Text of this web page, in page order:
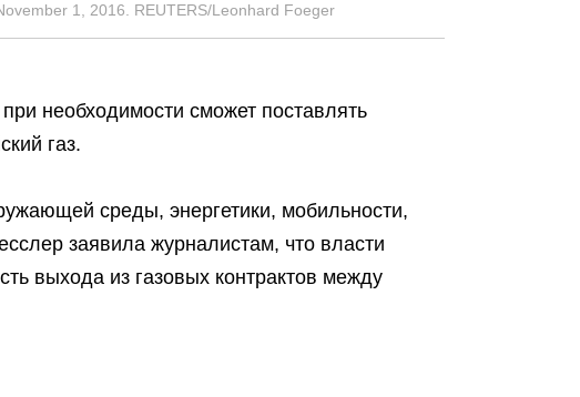
1, 2016. REUTERS/Leonhard Foeger
необходимости сможет поставлять
газ.
среды, энергетики, мобильности,
заявила журналистам, что власти
выхода из газовых контрактов между